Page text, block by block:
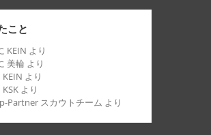
こと
KEIN より
美輪より
KEIN より
KSKより
Partner スカウトチーム より